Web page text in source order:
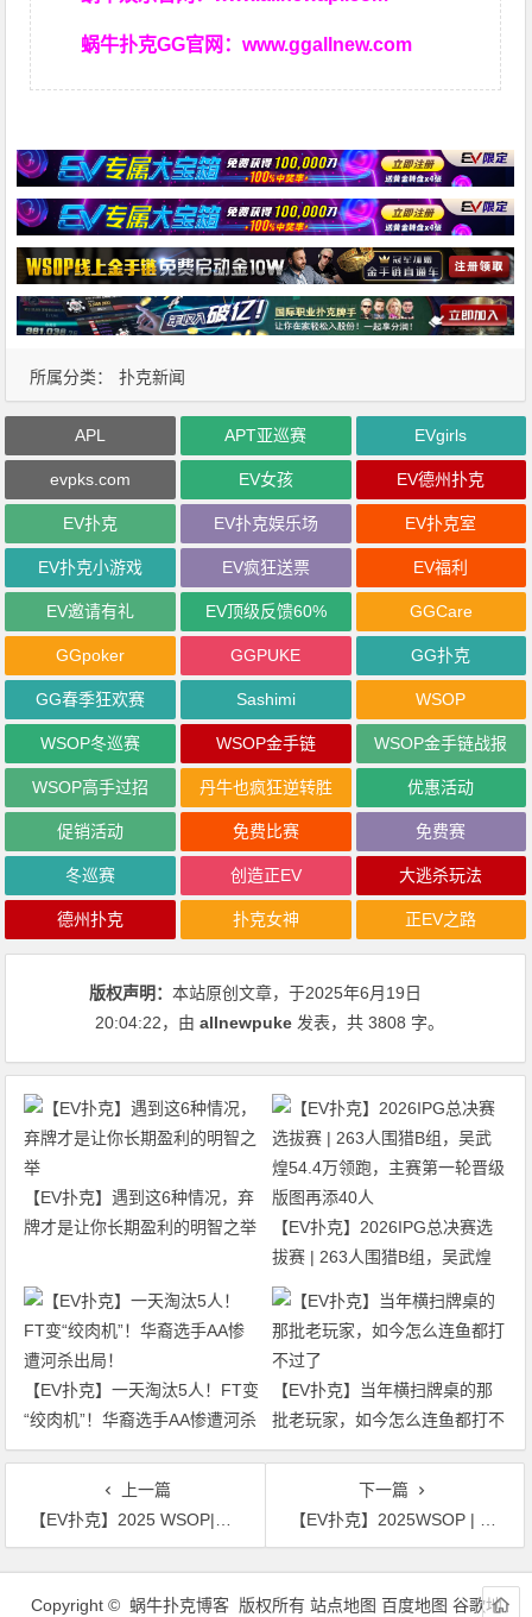
蜗牛扑克GG官网：www.ggallnew.com
所属分类： 扑克新闻
APL APT亚巡赛 EVgirls
evpks.com EV女孩 EV德州扑克
EV扑克 EV扑克娱乐场 EV扑克室
EV扑克小游戏 EV疯狂送票 EV福利
EV邀请有礼 EV顶级反馈60% GGCare
GGpoker GGPUKE GG扑克
GG春季狂欢赛 Sashimi WSOP
WSOP冬巡赛 WSOP金手链 WSOP金手链战报
WSOP高手过招 丹牛也疯狂逆转胜 优惠活动
促销活动 免费比赛 免费赛
冬巡赛 创造正EV 大逃杀玩法
德州扑克 扑克女神 正EV之路
版权声明：本站原创文章，于2025年6月19日
20:04:22，由allnewpuke 发表，共 3808 字。
【EV扑克】遇到这6种情况，弃
牌才是让你长期盈利的明智之举
【EV扑克】2026IPG总决赛选
拔赛 | 263人围猎B组，吴武煌
54.4万领跑，主赛第一轮晋级版
【EV扑克】一天淘汰5人！FT变
“绞肉机”！华裔选手AA惨遭河杀
出局！
【EV扑克】当年横扫牌桌的那
批老玩家，如今怎么连鱼都打不
过了
上一篇
【EV扑克】2025 WSOP|丁彪在25万美元豪客赛获得第10名
下一篇
【EV扑克】2025WSOP | 中国香港Kevin Choi赛事47获亚军，中国台湾Yu Hsiang Huang赛事45获第四名
文
Copyright © 蜗牛扑克博客 版权所有 站点地图 百度地图 谷歌地